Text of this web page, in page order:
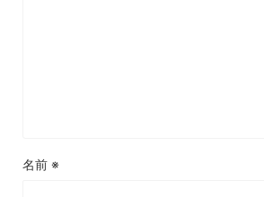
名前 ※